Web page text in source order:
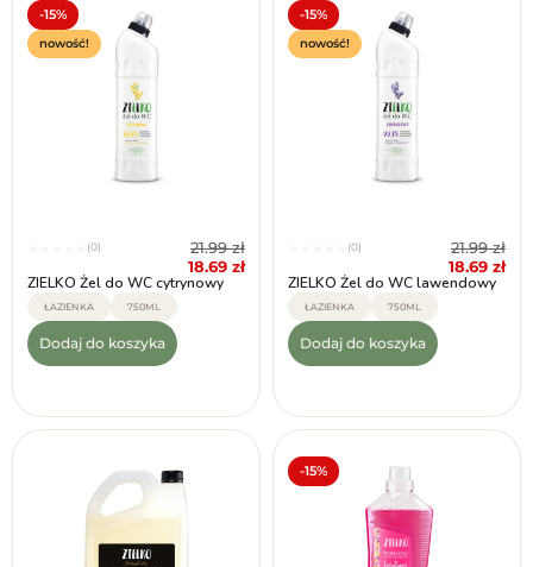
-15%
nowość!
(0) 21.99zł
18.69 zł
ZIELKO Żel do WC cytrynowy
ŁAZIENKA 750ML
Dodaj do koszyka
-15%
nowość!
(0) 21.99zł
18.69 zł
ZIELKO Żel do WC lawendowy
ŁAZIENKA 750ML
Dodaj do koszyka
-15%